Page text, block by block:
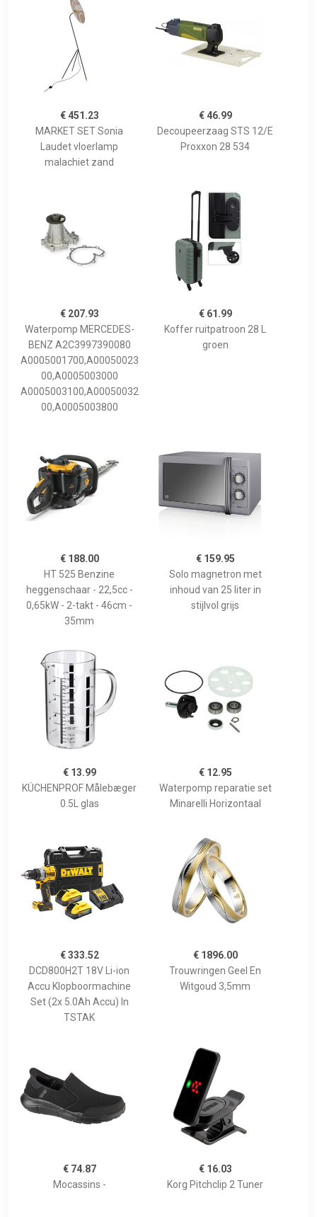
€ 451.23
MARKET SET Sonia
Laudet vloerlamp
malachiet zand
€ 46.99
Decoupeerzaag STS 12/E
Proxxon 28 534
€ 207.93
Waterpomp MERCEDES-
BENZ A2C3997390080
A0005001700,A00050023
00,A0005003000
A0005003100,A00050032
00,A0005003800
€ 61.99
Koffer ruitpatroon 28 L
groen
€ 188.00
HT 525 Benzine
heggenschaar - 22,5cc -
0,65kW - 2-takt - 46cm -
35mm
€ 159.95
Solo magnetron met
inhoud van 25 liter in
stijlvol grijs
€ 13.99
KÜCHENPROF Målebæger
0.5L glas
€ 12.95
Waterpomp reparatie set
Minarelli Horizontaal
€ 333.52
DCD800H2T 18V Li-ion
Accu Klopboormachine
Set (2x 5.0Ah Accu) In
TSTAK
€ 1896.00
Trouwringen Geel En
Witgoud 3,5mm
€ 74.87
Mocassins -
€ 16.03
Korg Pitchclip 2 Tuner